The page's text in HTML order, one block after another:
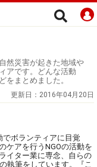
然災害が起きた地域や
アです。どんな活動
をまとめました。
更新日： 2016年04月20日
ボランティアに目覚
ケアを行うNGOの活動を
イター業に専念、自らの
執筆をしています。『こ